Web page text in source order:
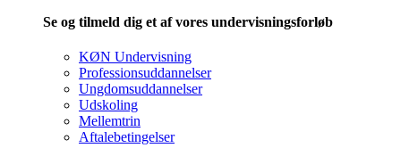
Se og tilmeld dig et af vores undervisningsforløb
KØN Undervisning
Professionsuddannelser
Ungdomsuddannelser
Udskoling
Mellemtrin
Aftalebetingelser